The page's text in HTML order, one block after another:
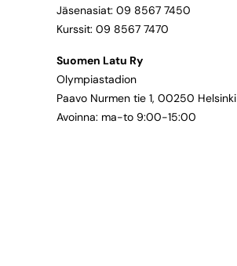
Jäsenasiat: 09 8567 7450
Kurssit: 09 8567 7470
Suomen Latu Ry
Olympiastadion
Paavo Nurmen tie 1, 00250 Helsinki
Avoinna: ma-to 9:00-15:00